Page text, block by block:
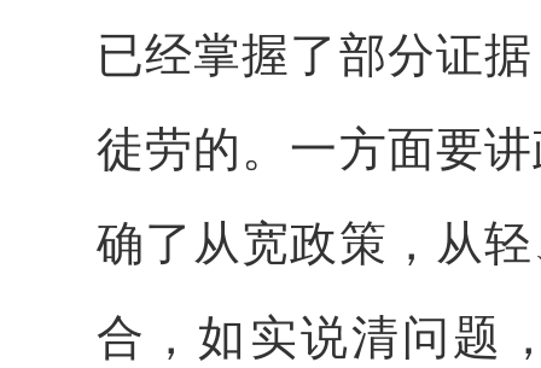
已经掌握了部分证
徒劳的。一方面要
确了从宽政策，从
合，如实说清问题